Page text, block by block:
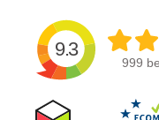
9.3
999